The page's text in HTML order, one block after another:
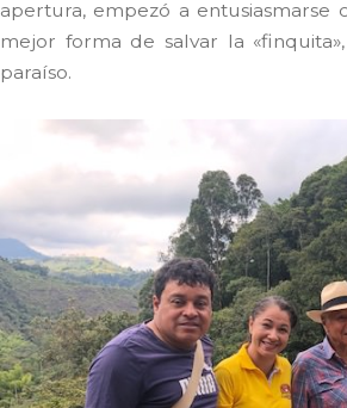
apertura, empezó a entusiasmarse
mejor forma de salvar la
paraíso.